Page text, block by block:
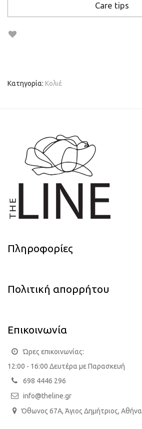
Care tips
Κατηγορία: Κολιέ
Πληροφορίες
Πολιτική απορρήτου
Επικοινωνία
Ώρες επικοινωνίας:
12:00 - 16:00 Δευτέρα με Παρασκευή
698 4446 296
info@theline.gr
Όθωνος 67Α, Άγιος Δημήτριος, Αθήνα